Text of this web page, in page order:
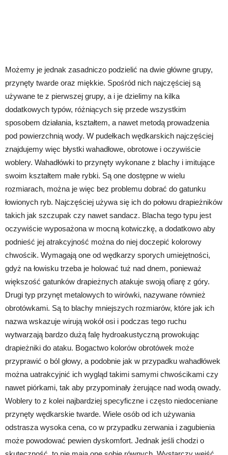
Możemy je jednak zasadniczo podzielić na dwie główne grupy,
przynęty twarde oraz miękkie. Spośród nich najczęściej są
używane te z pierwszej grupy, a i je dzielimy na kilka
dodatkowych typów, różniących się przede wszystkim
sposobem działania, kształtem, a nawet metodą prowadzenia
pod powierzchnią wody. W pudełkach wędkarskich najczęściej
znajdujemy więc błystki wahadłowe, obrotowe i oczywiście
woblery. Wahadłówki to przynęty wykonane z blachy i imitujące
swoim kształtem małe rybki. Są one dostępne w wielu
rozmiarach, można je więc bez problemu dobrać do gatunku
łowionych ryb. Najczęściej używa się ich do połowu drapieżników
takich jak szczupak czy nawet sandacz. Blacha tego typu jest
oczywiście wyposażona w mocną kotwiczkę, a dodatkowo aby
podnieść jej atrakcyjność można do niej doczepić kolorowy
chwościk. Wymagają one od wędkarzy sporych umiejętności,
gdyż na łowisku trzeba je holować tuż nad dnem, ponieważ
większość gatunków drapieżnych atakuje swoją ofiarę z góry.
Drugi typ przynęt metalowych to wirówki, nazywane również
obrotówkami. Są to blachy mniejszych rozmiarów, które jak ich
nazwa wskazuje wirują wokół osi i podczas tego ruchu
wytwarzają bardzo dużą falę hydroakustyczną prowokując
drapieżniki do ataku. Bogactwo kolorów obrotówek może
przyprawić o ból głowy, a podobnie jak w przypadku wahadłówek
można uatrakcyjnić ich wygląd takimi samymi chwościkami czy
nawet piórkami, tak aby przypominały żerujące nad wodą owady.
Woblery to z kolei najbardziej specyficzne i często niedoceniane
przynęty wędkarskie twarde. Wiele osób od ich używania
odstrasza wysoka cena, co w przypadku zerwania i zagubienia
może powodować pewien dyskomfort. Jednak jeśli chodzi o